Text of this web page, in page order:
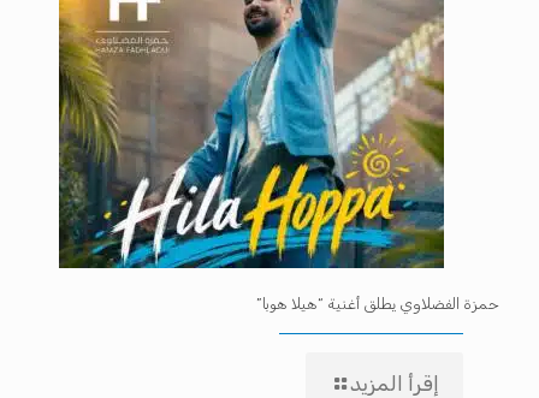
حمزة الفضلاوي يطلق أغنية “هيلا هوبا”
إقرأ المزيد